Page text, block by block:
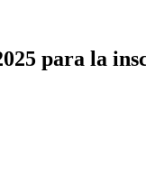
para la